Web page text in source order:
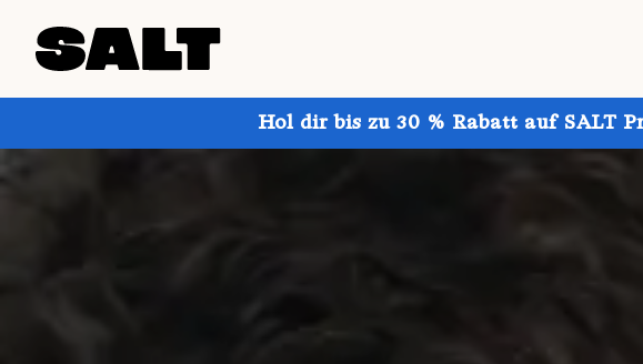
Hol dir bis zu 30 % Rabatt auf SALT